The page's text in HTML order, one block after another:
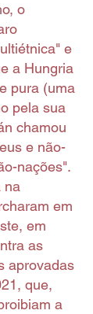
o
e
a Hungria
pura (uma
pela sua
chamou
e não-
nações".
na
em
em
as
aprovadas
que,
a